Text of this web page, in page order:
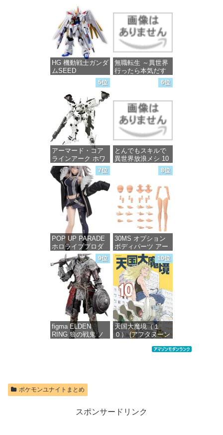
完成品フィギュア
価格：¥13,756
HG 機動戦士ガンダ
ムSEED
FREEDOM マイテ
ィーストライクフ
リーダムガンダム
1/144スケール 色分
け済みプラモデル
価格：¥4,800
無職転生 ～異世界
行ったら本気だす
～ 20 (MFコミック
ス フラッパーシ
価格：¥748
5位
アーマード・コア
ラインアーク ホワ
イト・グリント 全
高約160mm 1/72ス
ケール プラモデル
価格：¥7,367
6位
とんでもスキルで
異世界放浪メシ 10
(ガルドコミックス)
価格：¥726
7位
POP UP PARADE
ホロライブプロダ
クション 獅白ぼた
ん ノンスケール プ
ラスチック製 塗装
済み完成品フィギ
価格：¥4,676
8位
30MS オプション
ボディパーツ アー
ムパーツ&レッグパ
ーツ [カラーC] 色
分け済みプラモデ
ル
価格：¥1,949
9位
figma ELDEN
RING 狼の戦鬼 ノ
10位
天国大魔境（１
０） (アフタヌーン
ポケモンユナイトまとめ
スポンサードリンク